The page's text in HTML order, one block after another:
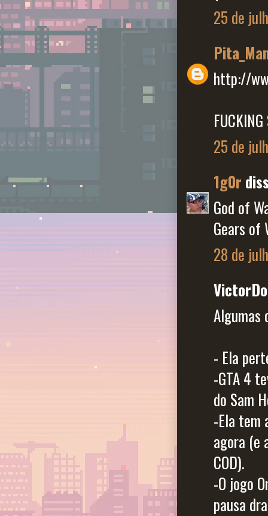
25 de
http://
25 de
1g0r
God of
Gears of
28 de
Algumas
- Ela
-GTA 4
do Sam
-Ela tem
agora (e
COD).
-O jogo
pausa